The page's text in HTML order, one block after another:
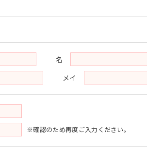
名
メイ
※確認のため再度ご入力ください。